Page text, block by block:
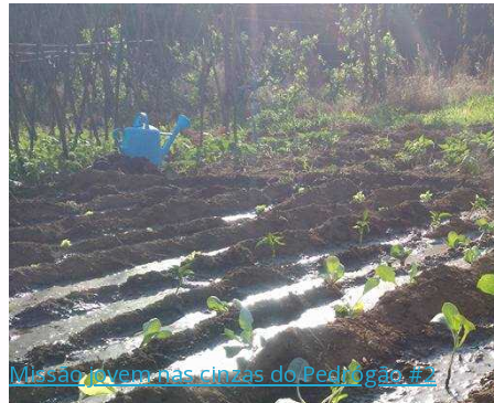
Divina
Providência"
Missão jovem nas cinzas do Pedrógão #2